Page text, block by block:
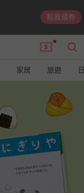
點我領券
家居 旅遊